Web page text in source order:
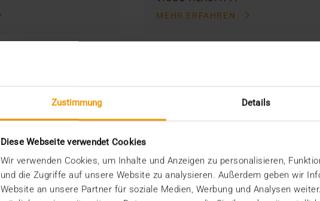
Zustimmung Details
Diese Webseite verwendet Cookies
Wir verwenden Cookies, um Inhalte und Anzeigen zu personalisieren,
und die Zugriffe auf unsere Website zu analysieren. Außerdem geben wir
Website an unsere Partner für soziale Medien, Werbung und Analysen
MEHR ERFAHREN